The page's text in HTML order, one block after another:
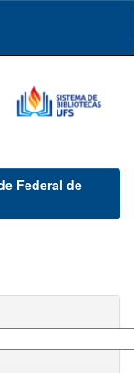
Federal de